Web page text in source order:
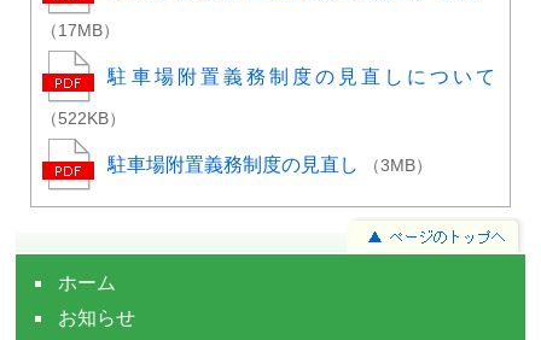
（17MB）
駐車場附置義務制度の見直しについて
（522KB）
駐車場附置義務制度の見直し （3MB）
ホーム
お知らせ